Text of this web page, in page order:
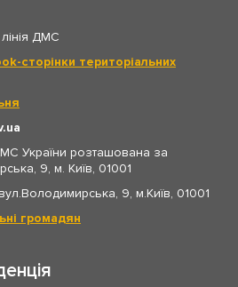
ДМС
сторінки територіальних
України розташована за
9, м. Київ, 01001
9, м.Київ, 01001
громадян